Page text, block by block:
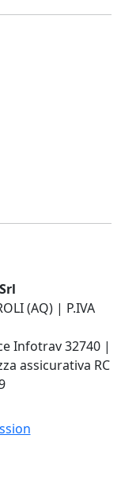
(AQ) | P.IVA
Infotrav 32740 |
assicurativa RC